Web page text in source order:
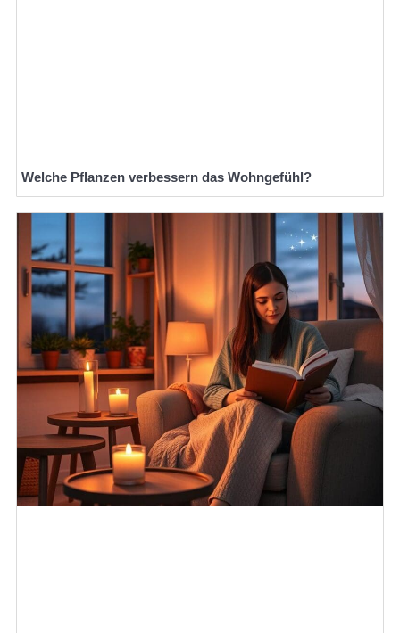
Welche Pflanzen verbessern das Wohngefühl?